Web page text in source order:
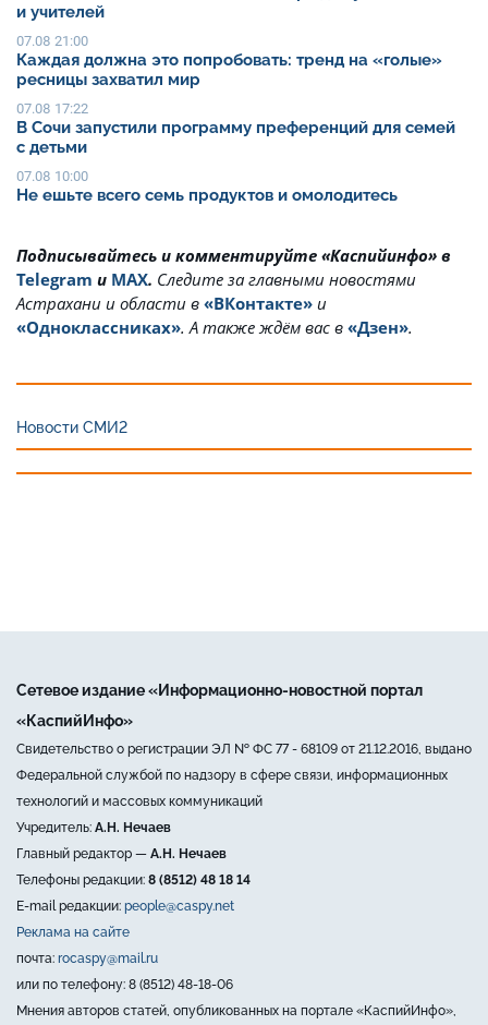
и учителей
07.08 21:00
Каждая должна это попробовать: тренд на «голые»
ресницы захватил мир
07.08 17:22
В Сочи запустили программу преференций для семей
с детьми
07.08 10:00
Не ешьте всего семь продуктов и омолодитесь
Подписывайтесь и комментируйте «Каспийинфо» в
Telegram и MAX. Cледите за главными новостями
Астрахани и области в «ВКонтакте» и
«Одноклассниках». А также ждём вас в «Дзен».
Новости СМИ2
Сетевое издание «Информационно-новостной портал
«КаспийИнфо»
Свидетельство о регистрации ЭЛ № ФС 77 - 68109 от 21.12.2016, выдано
Федеральной службой по надзору в сфере связи, информационных
технологий и массовых коммуникаций
Учредитель: А.Н. Нечаев
Главный редактор — А.Н. Нечаев
Телефоны редакции: 8 (8512) 48 18 14
E-mail редакции: people@caspy.net
Реклама на сайте
почта: rocaspy@mail.ru
или по телефону: 8 (8512) 48-18-06
Мнения авторов статей, опубликованных на портале «КаспийИнфо»,